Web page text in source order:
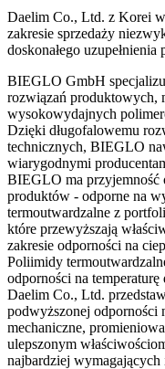
Daelim Co., Ltd. z Korei
zakresie sprzedaży
doskonałego
BIEGLO GmbH
rozwiązań produktowych,
wysokowydajnych
Dzięki długofalowemu
technicznych, BIEGLO
wiarygodnymi
BIEGLO ma przyjemność
produktów - odporne na
termoutwardzalne z
które przewyższają
zakresie odporności na
Poliimidy
odporności na
Daelim Co., Ltd.
podwyższonej odporności
mechaniczne,
ulepszonym
najbardziej